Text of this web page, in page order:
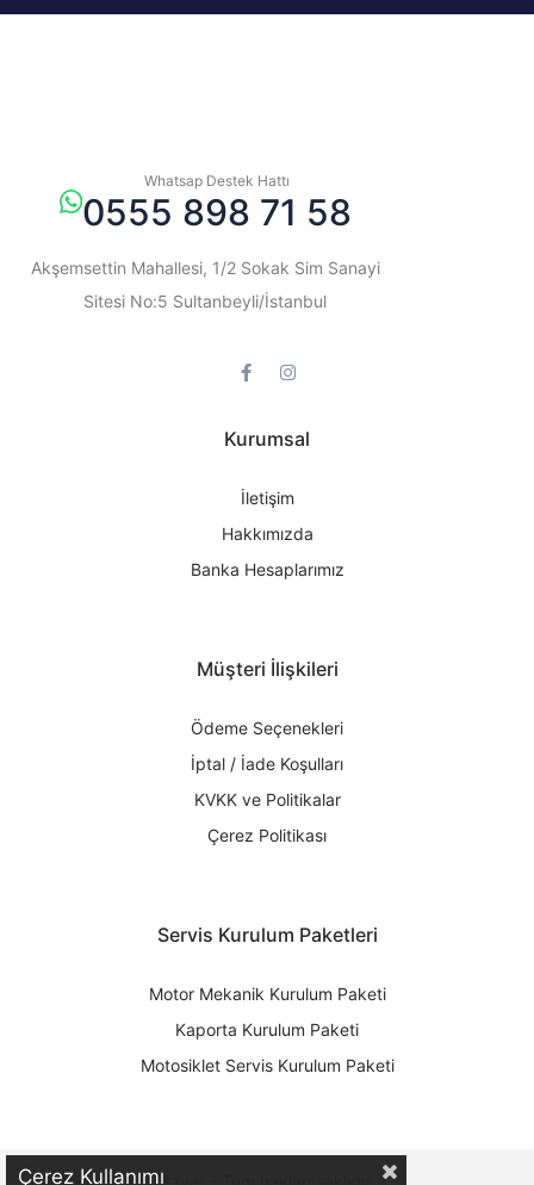
Whatsap Destek Hattı
0555 898 71 58
Akşemsettin Mahallesi, 1/2 Sokak Sim Sanayi
Sitesi No:5 Sultanbeyli/İstanbul
Kurumsal
İletişim
Hakkımızda
Banka Hesaplarımız
Müşteri İlişkileri
Ödeme Seçenekleri
İptal / İade Koşulları
KVKK ve Politikalar
Çerez Politikası
Servis Kurulum Paketleri
Motor Mekanik Kurulum Paketi
Kaporta Kurulum Paketi
Motosiklet Servis Kurulum Paketi
© Bölünmez Hırdavat - Tüm hakları saklıdır.
Çerez Kullanımı